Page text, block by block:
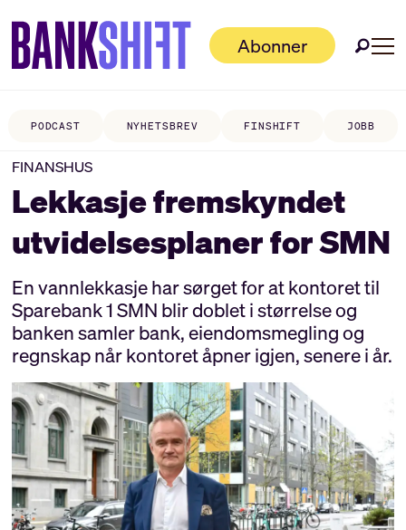
Abonner
PODCAST NYHETSBREV FINSHIFT JOBB
FINANSHUS
Lekkasje fremskyndet
utvidelsesplaner for SMN
En vannlekkasje har sørget for at kontoret til
Sparebank 1 SMN blir doblet i størrelse og
banken samler bank, eiendomsmegling og
regnskap når kontoret åpner igjen, senere i år.